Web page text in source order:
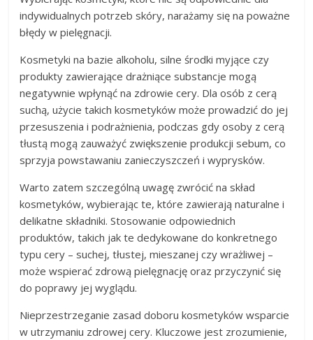
indywidualnych potrzeb skóry, narażamy się na poważne
błędy w pielęgnacji.
Kosmetyki na bazie alkoholu, silne środki myjące czy
produkty zawierające drażniące substancje mogą
negatywnie wpłynąć na zdrowie cery. Dla osób z cerą
suchą, użycie takich kosmetyków może prowadzić do jej
przesuszenia i podrażnienia, podczas gdy osoby z cerą
tłustą mogą zauważyć zwiększenie produkcji sebum, co
sprzyja powstawaniu zanieczyszczeń i wyprysków.
Warto zatem szczególną uwagę zwrócić na skład
kosmetyków, wybierając te, które zawierają naturalne i
delikatne składniki. Stosowanie odpowiednich
produktów, takich jak te dedykowane do konkretnego
typu cery – suchej, tłustej, mieszanej czy wrażliwej –
może wspierać zdrową pielęgnację oraz przyczynić się
do poprawy jej wyglądu.
Nieprzestrzeganie zasad doboru kosmetyków wsparcie
w utrzymaniu zdrowej cery. Kluczowe jest zrozumienie,